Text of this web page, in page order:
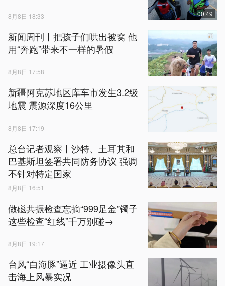
8月8日 18:33 00:49
新闻周刊丨把孩子们哄出被窝 他
用“奔跑”带来不一样的暑假
8月8日 17:58
新疆阿克苏地区库车市发生3.2级
地震 震源深度16公里
8月8日 17:19
总台记者观察丨沙特、土耳其和
巴基斯坦签署共同防务协议 强调
不针对特定国家
8月8日 16:51
做磁共振检查忘摘“999足金”镯子
这些检查“红线”千万别碰→
8月8日 19:17
台风“白海豚”逼近 工业摄像头直
击海上风暴实况